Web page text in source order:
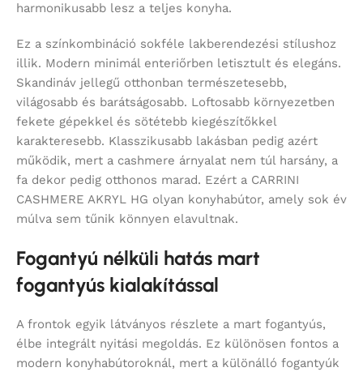
harmonikusabb lesz a teljes konyha.
Ez a színkombináció sokféle lakberendezési stílushoz
illik. Modern minimál enteriőrben letisztult és elegáns.
Skandináv jellegű otthonban természetesebb,
világosabb és barátságosabb. Loftosabb környezetben
fekete gépekkel és sötétebb kiegészítőkkel
karakteresebb. Klasszikusabb lakásban pedig azért
működik, mert a cashmere árnyalat nem túl harsány, a
fa dekor pedig otthonos marad. Ezért a CARRINI
CASHMERE AKRYL HG olyan konyhabútor, amely sok év
múlva sem tűnik könnyen elavultnak.
Fogantyú nélküli hatás mart
fogantyús kialakítással
A frontok egyik látványos részlete a mart fogantyús,
élbe integrált nyitási megoldás. Ez különösen fontos a
modern konyhabútoroknál, mert a különálló fogantyúk